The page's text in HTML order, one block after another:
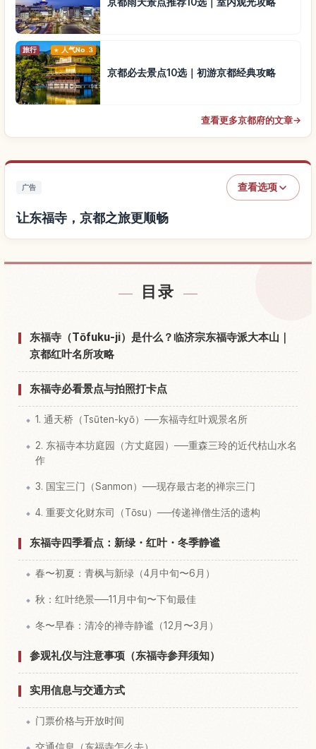
旅行 人气No.3
京都必去景点10选｜初游京都经典攻略
查看更多京都府的文章→
广告 查看选项
让东福寺，京都之旅更顺畅
目录
东福寺（Tōfuku-ji）是什么？临济宗东福寺派大本山｜
京都红叶名所攻略
东福寺必看景点与拍照打卡点
1. 通天桥（Tsūten-kyō）──东福寺红叶观景名所
2. 东福寺本坊庭园（方丈庭园）──重森三玲的近代枯山水名
作
3. 国宝三门（Sanmon）──现存最古老的禅宗三门
4. 重要文化财东司（Tōsu）──传递禅僧生活的遗构
东福寺四季看点：新绿・红叶・冬季静谧
春〜初夏：青枫与新绿（4月中旬〜6月）
秋：红叶绝景──11月中旬〜下旬最佳
冬〜早春：清冷的禅寺静谧（12月〜3月）
参观礼仪与注意事项（东福寺参拜须知）
实用信息与交通方式
门票价格与开放时间